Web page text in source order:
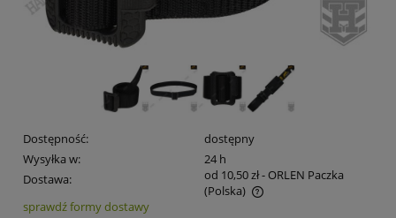
Dostępność:
dostępny
Wysyłka w:
24 h
Dostawa:
od 10,50 zł- ORLEN Paczka
(Polska)
Cena nie zawiera ewentualnych kosztów płatności
sprawdź formy dostawy